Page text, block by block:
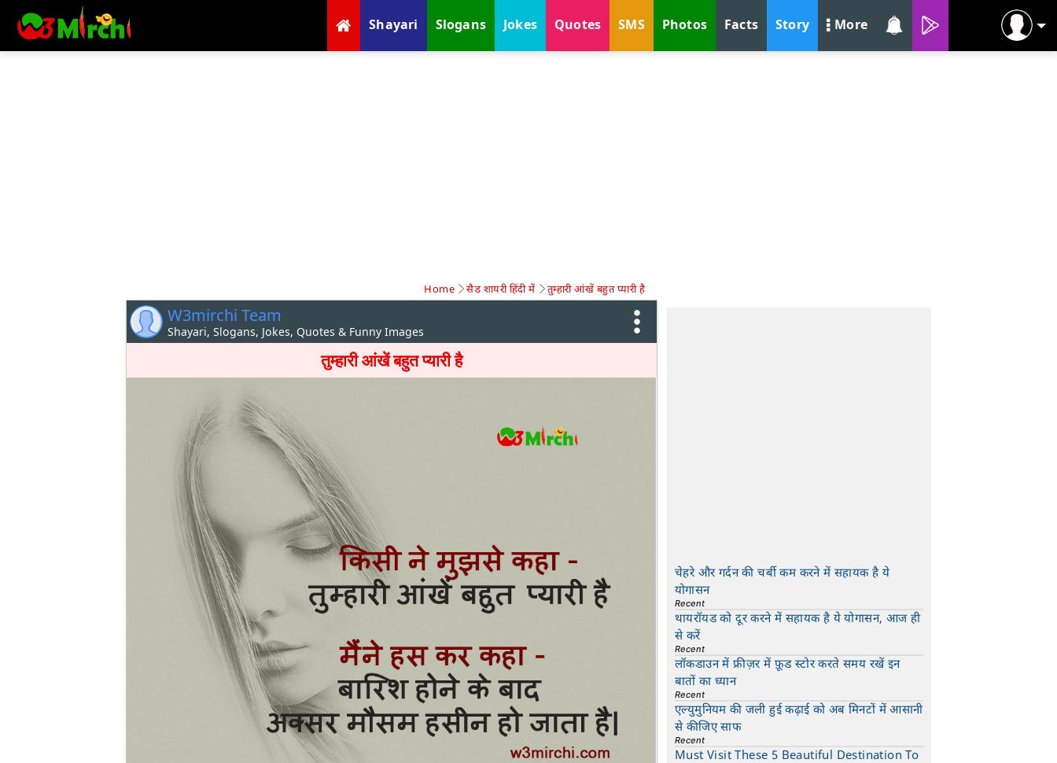
Shayari Slogans Jokes Quotes SMS Photos Facts Story More
Home सैड शायरी हिंदी में तुम्हारी आंखें बहुत प्यारी है
W3mirchi Team
Shayari, Slogans, Jokes, Quotes & Funny Images
तुम्हारी आंखें बहुत प्यारी है
चेहरे और गर्दन की चर्बी कम करने में सहायक है ये
योगासन
Recent
थायरॉयड को दूर करने में सहायक है ये योगासन, आज ही
से करें
Recent
लॉकडाउन में फ्रीज़र में फ़ूड स्टोर करते समय रखें इन
बातों का ध्यान
Recent
एल्युमुनियम की जली हुई कढ़ाई को अब मिनटों में आसानी
से कीजिए साफ
Recent
Must Visit These 5 Beautiful Destination To